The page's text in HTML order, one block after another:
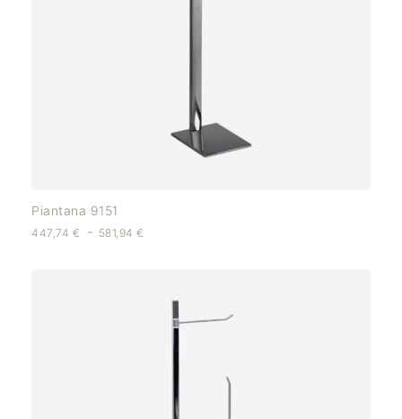
Piantana 9151
447,74 € - 581,94€